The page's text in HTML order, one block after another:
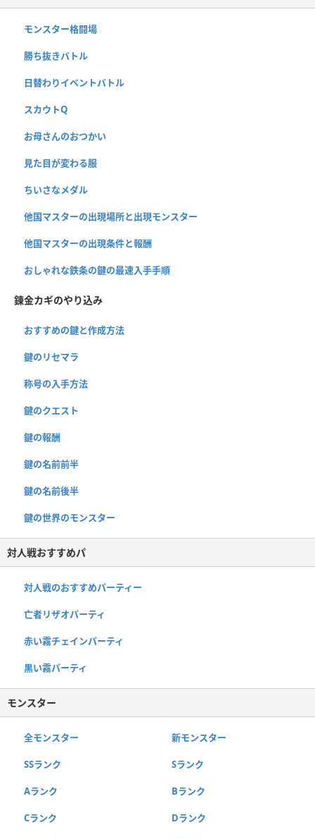
モンスター格闘場
勝ち抜きバトル
日替わりイベントバトル
スカウトQ
お母さんのおつかい
見た目が変わる服
ちいさなメダル
他国マスターの出現場所と出現モンスター
他国マスターの出現条件と報酬
おしゃれな鉄条の鍵の最速入手手順
錬金カギのやり込み
おすすめの鍵と作成方法
鍵のリセマラ
称号の入手方法
鍵のクエスト
鍵の報酬
鍵の名前前半
鍵の名前後半
鍵の世界のモンスター
対人戦おすすめパ
対人戦のおすすめパーティー
亡者リザオパーティ
赤い霧チェインパーティ
黒い霧パーティ
モンスター
全モンスター 新モンスター
SSランク Sランク
Aランク Bランク
Cランク Dランク